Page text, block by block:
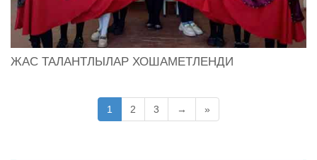
ЖАС ТАЛАНТЛЫЛАР ХОШАМЕТЛЕНДИ
1 2 3 → »